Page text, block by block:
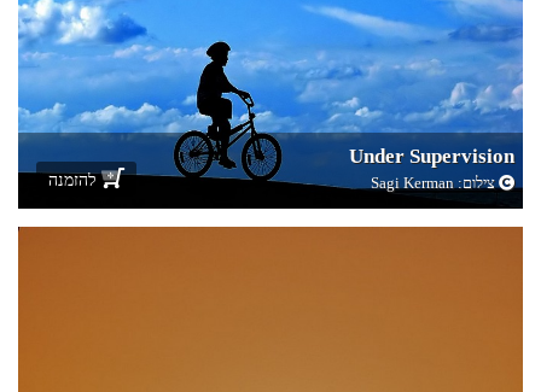
Under Supervision
צילום: Sagi Kerman להזמנה